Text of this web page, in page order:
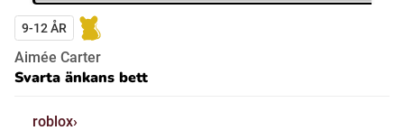
9-12 ÅR
Aimée Carter
Svarta änkans bett
roblox